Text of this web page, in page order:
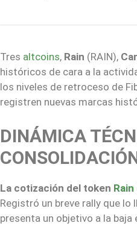
Tres altcoins, Rain (RAIN),
históricos de cara a la
los niveles de retroceso de
registren nuevas marcas
DINÁMICA
La cotización del token Rain
Registró un breve rally que
presenta un objetivo a la baja